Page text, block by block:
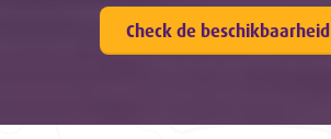
Check de beschikbaarheid